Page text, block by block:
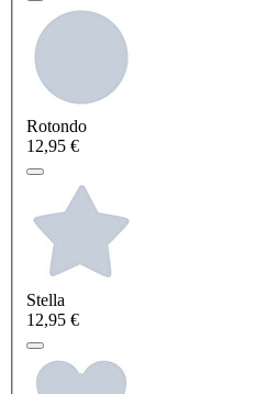
Rotondo
12,95 €
Stella
12,95 €